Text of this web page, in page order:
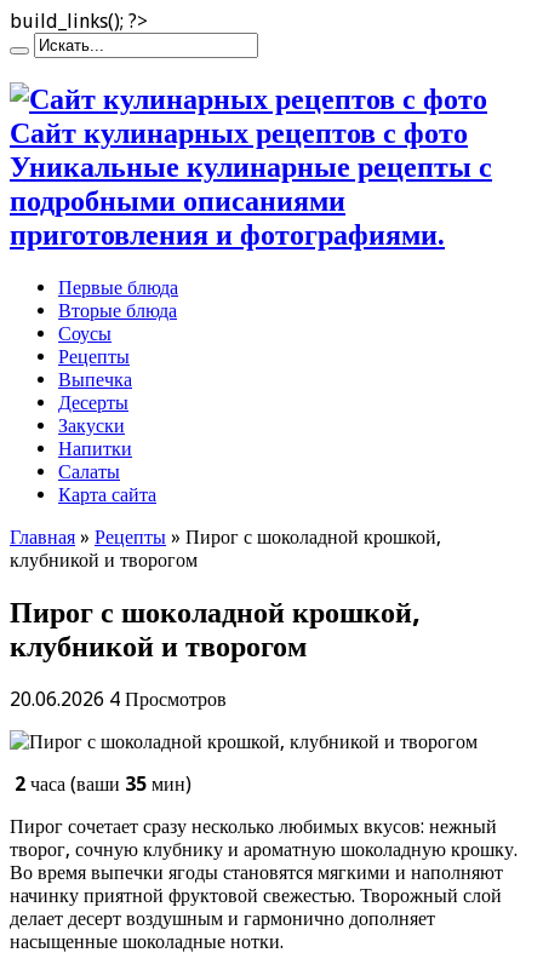
build_links(); ?>
Сайт кулинарных рецептов с фото
Уникальные кулинарные рецепты с
подробными описаниями
приготовления и фотографиями.
Первые блюда
Вторые блюда
Соусы
Рецепты
Выпечка
Десерты
Закуски
Напитки
Салаты
Карта сайта
Главная » Рецепты » Пирог с шоколадной крошкой,
клубникой и творогом
Пирог с шоколадной крошкой,
клубникой и творогом
20.06.2026 4 Просмотров
2 часа (ваши 35 мин)
Пирог сочетает сразу несколько любимых вкусов: нежный
творог, сочную клубнику и ароматную шоколадную крошку.
Во время выпечки ягоды становятся мягкими и наполняют
начинку приятной фруктовой свежестью. Творожный слой
делает десерт воздушным и гармонично дополняет
насыщенные шоколадные нотки.